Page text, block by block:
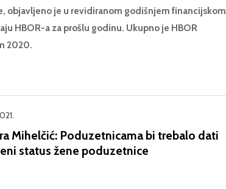
objavljeno je u revidiranom godišnjem financijskom
HBOR-a za prošlu godinu. Ukupno je HBOR
2020.
Mihelčić: Poduzetnicama bi trebalo dati
status žene poduzetnice